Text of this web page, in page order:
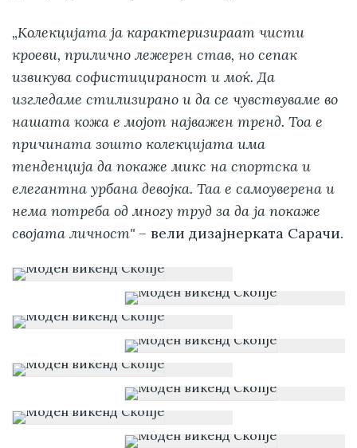
„Колекцијата ја карактеризираат чисти
кроеви, прилично лежерен став, но сепак
извикува софистицираност и моќ. Да
изгледаме стилизирано и да се чувствуваме во
нашата кожа е мојот најважен тренд. Тоа е
причината зошто колекцијата има
тенденција да покаже микс на спортска и
елегантна урбана девојка. Таа е самоуверена и
нема потреба од многу труд за да ја покаже
својата личност" – вели дизајнерката Сарачи.